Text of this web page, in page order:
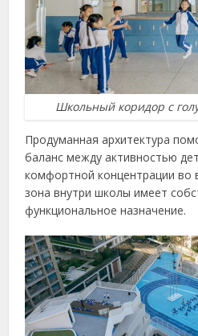
Школьный коридор с
Продуманная архитектура
баланс между активностью
комфортной концентрации во
зона внутри школы имеет
функциональное назначение.